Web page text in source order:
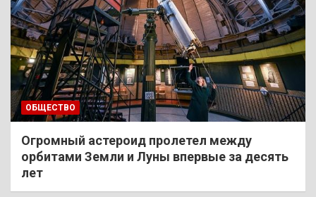
ОБЩЕСТВО
Огромный астероид пролетел между
орбитами Земли и Луны впервые за десять
лет